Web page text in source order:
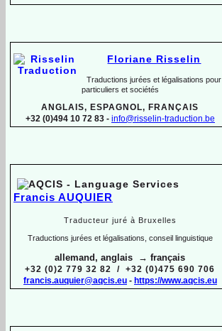
Floriane Risselin
Traductions jurées et légalisations pour
particuliers et sociétés
ANGLAIS, ESPAGNOL, FRANÇAIS
+32 (0)494 10 72 83 - info@risselin-traduction.be
Francis AUQUIER
Traducteur juré à Bruxelles
Traductions jurées et légalisations, conseil linguistique
allemand, anglais → français
+32 (0)2 779 32 82 / +32 (0)475 690 706
francis.auquier@aqcis.eu - https://www.aqcis.eu